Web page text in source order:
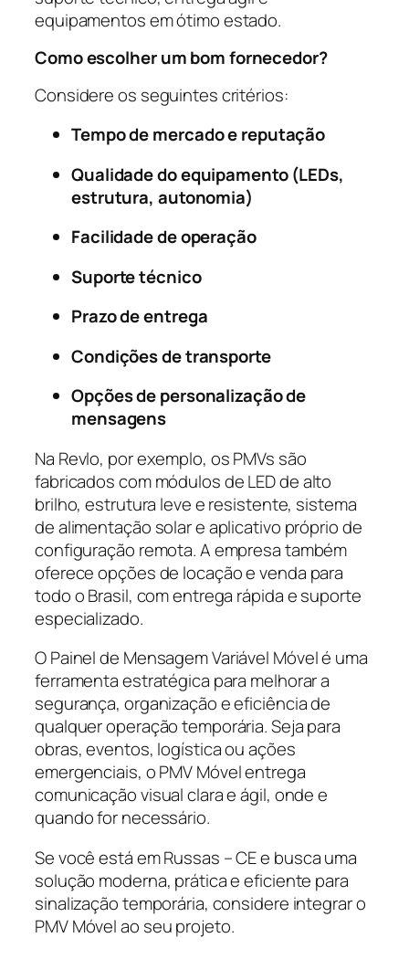
equipamentos em ótimo estado.
Como escolher um bom fornecedor?
Considere os seguintes critérios:
Tempo de mercado e reputação
Qualidade do equipamento (LEDs,
estrutura, autonomia)
Facilidade de operação
Suporte técnico
Prazo de entrega
Condições de transporte
Opções de personalização de
mensagens
Na Revlo, por exemplo, os PMVs são
fabricados com módulos de LED de alto
brilho, estrutura leve e resistente, sistema
de alimentação solar e aplicativo próprio de
configuração remota. A empresa também
oferece opções de locação e venda para
todo o Brasil, com entrega rápida e suporte
especializado.
O Painel de Mensagem Variável Móvel é uma
ferramenta estratégica para melhorar a
segurança, organização e eficiência de
qualquer operação temporária. Seja para
obras, eventos, logística ou ações
emergenciais, o PMV Móvel entrega
comunicação visual clara e ágil, onde e
quando for necessário.
Se você está em Russas – CE e busca uma
solução moderna, prática e eficiente para
sinalização temporária, considere integrar o
PMV Móvel ao seu projeto.